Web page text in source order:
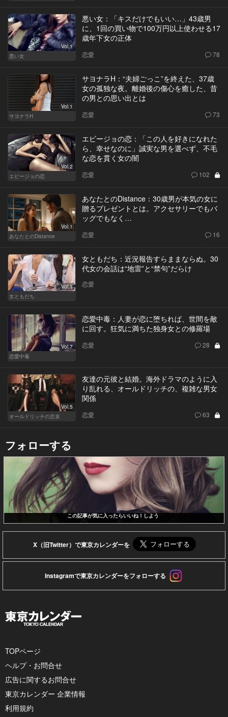
Vol.1
悪い女
悪い女：「キスだけでもいい…」43歳男
に、1回の買い物で100万円以上使わせる17
歳年下女の正体
恋愛 78
Vol.1
サヨナラH
サヨナラH：“夫婦ごっこ”を終えた、37歳
女の孤独な夜。離婚後の傷心を癒した、昔
の男との思い出とは
恋愛 73
Vol.2
エビージョの恋
エビージョの恋：「この人を好きになれた
ら、幸せなのに」誠実な男を選べず、不毛
な恋を貫く女の闇
恋愛 102
Vol.1
あなたとのDistance
あなたとのDistance：30歳男が本気の女に
贈るプレゼントとは。アクセサリーでもバ
ッグでもなく…
恋愛 16
Vol.1
女ともだち
女ともだち：近況報告すらままならぬ。30
代女の会話は“地雷”と“禁句”だらけ
恋愛
Vol.7
恋愛中毒
恋愛中毒：人妻が恋に堕ちれば、世間を敵
に回す。狂気に満ちた独身女との修羅場
恋愛 28
Vol.5
オールドリッチの悲哀
友達の元彼と結婚。海外ドラマのように入
り乱れる、オールドリッチの、複雑な男女
関係
恋愛 63
フォローする
この記事が気に入ったらいいね！しよう
X（旧Twitter）で東京カレンダーを
Instagramで東京カレンダーをフォローする
TOPページ
ヘルプ・お問合せ
広告に関するお問合せ
東京カレンダー 企業情報
利用規約